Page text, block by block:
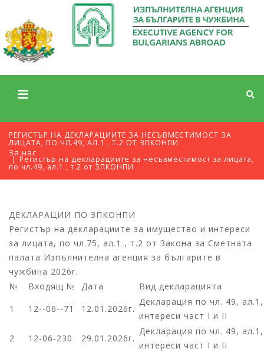
РЕГИСТЪР НА ДЕКЛАРАЦИИТЕ ЗА НЕСЪВМЕСТИМОСТ ЗА
ЛИЦАТА, ПО ЧЛ.49, АЛ.1 , Т.2 ОТ ЗПКОНПИ
За нас
Регистър на декларациите за несъвместимост за лицата,
по чл.49, ал.1 , т.2 от ЗПКОНПИ
ДЕКЛАРАЦИИ ПО ЗПКОНПИ
Регистър на декларациите за имущество и интереси
за лицата, по чл.75, ал.1 , т.2 от Закона за Сметната
палата Изпълнителна агенция за българите в
чужбина 2026г.
№
Входящ № Дата
Вид декларацията
1
12--06--71 12.01.2026г.
Декларация по чл. 49,
интереси част I и II
2
12-06-230 29.01.2026г.
Декларация по чл. 49,
интереси част I и II